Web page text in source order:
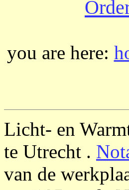
you are here:
Licht- en
te Utrecht .
van de